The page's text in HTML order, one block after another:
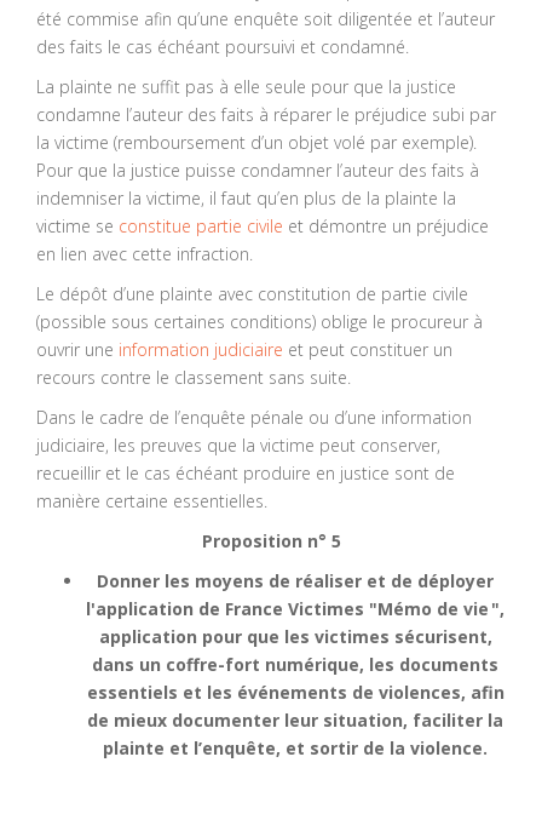
été commise afin qu’une enquête soit diligentée et l’auteur
des faits le cas échéant poursuivi et condamné.
La plainte ne suffit pas à elle seule pour que la justice
condamne l’auteur des faits à réparer le préjudice subi par
la victime (remboursement d’un objet volé par exemple).
Pour que la justice puisse condamner l’auteur des faits à
indemniser la victime, il faut qu’en plus de la plainte la
victime se constitue partie civile et démontre un préjudice
en lien avec cette infraction.
Le dépôt d’une plainte avec constitution de partie civile
(possible sous certaines conditions) oblige le procureur à
ouvrir une information judiciaire et peut constituer un
recours contre le classement sans suite.
Dans le cadre de l’enquête pénale ou d’une information
judiciaire, les preuves que la victime peut conserver,
recueillir et le cas échéant produire en justice sont de
manière certaine essentielles.
Proposition n° 5
Donner les moyens de réaliser et de déployer
l'application de France Victimes "Mémo de vie ",
application pour que les victimes sécurisent,
dans un coffre-fort numérique, les documents
essentiels et les événements de violences, afin
de mieux documenter leur situation, faciliter la
plainte et l’enquête, et sortir de la violence.